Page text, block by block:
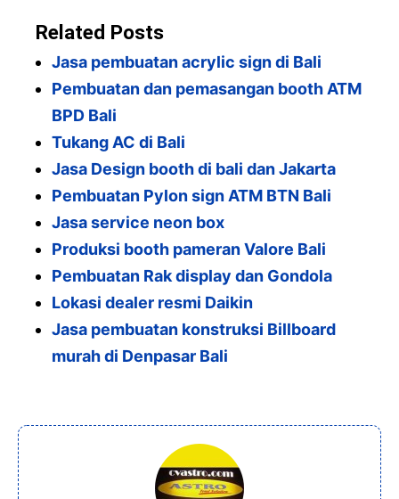
c
e
b
o
o
k
e
gr
a
m
s
A
p
p
Related Posts
Jasa pembuatan acrylic sign di Bali
Pembuatan dan pemasangan booth ATM
BPD Bali
Tukang AC di Bali
Jasa Design booth di bali dan Jakarta
Pembuatan Pylon sign ATM BTN Bali
Jasa service neon box
Produksi booth pameran Valore Bali
Pembuatan Rak display dan Gondola
Lokasi dealer resmi Daikin
Jasa pembuatan konstruksi Billboard
murah di Denpasar Bali